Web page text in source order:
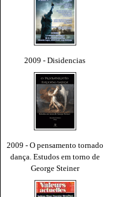
2009 - Disidencias
2009 - O pensamento tornado
dança. Estudos em torno de
George Steiner